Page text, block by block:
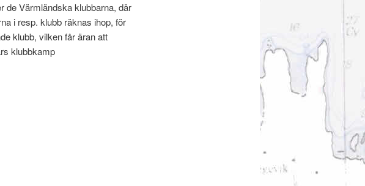
de Värmländska klubbarna, där
i resp. klubb räknas ihop, för
klubb, vilken får äran att
klubbkamp